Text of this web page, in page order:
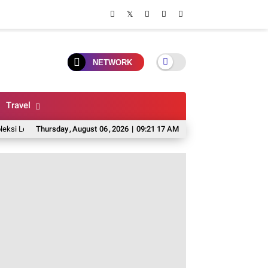
NETWORK
Travel
Thursday,August 06,2026 | 09:21 18 AM
Harga Bersaing, Dan Pelayanan Terbaik 5 Pilihan Rice Bowl Di